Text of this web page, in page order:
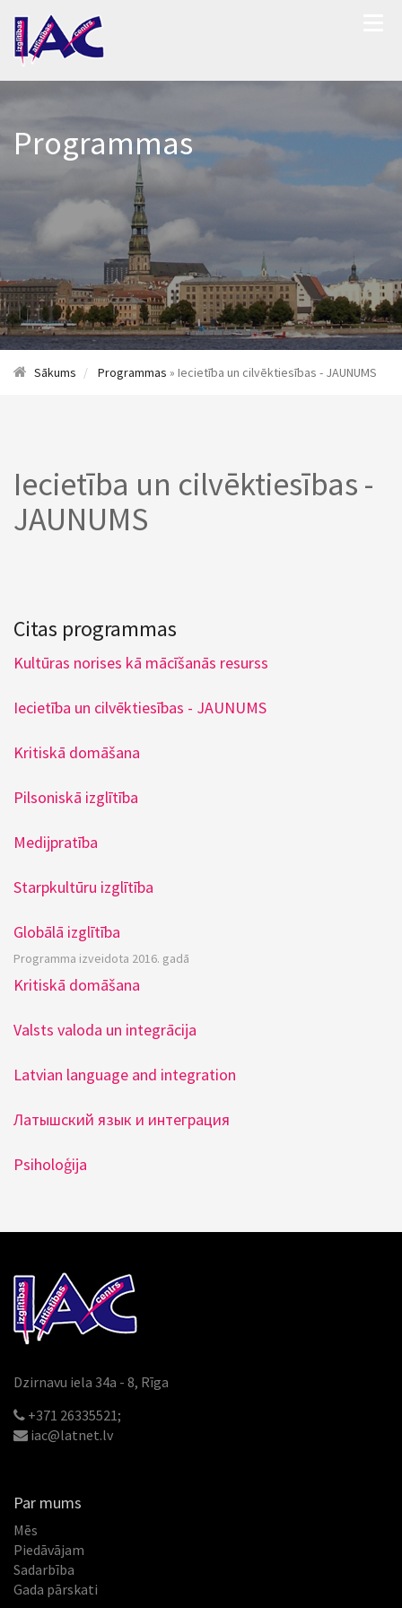
Programmas
Sākums Programmas » Iecietība un cilvēktiesības - JAUNUMS
Iecietība un cilvēktiesības -
JAUNUMS
Citas programmas
Kultūras norises kā mācīšanās resurss
Iecietība un cilvēktiesības - JAUNUMS
Kritiskā domāšana
Pilsoniskā izglītība
Medijpratība
Starpkultūru izglītība
Globālā izglītība
Programma izveidota 2016. gadā
Kritiskā domāšana
Valsts valoda un integrācija
Latvian language and integration
Латышский язык и интеграция
Psiholoģija
Dzirnavu iela 34a - 8, Rīga
+371 26335521;
iac@latnet.lv
Par mums
Mēs
Piedāvājam
Sadarbība
Gada pārskati